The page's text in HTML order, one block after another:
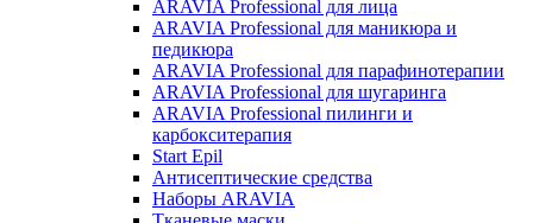
ARAVIA Professional для лица
ARAVIA Professional для маникюра и
педикюра
ARAVIA Professional для парафинотерапии
ARAVIA Professional для шугаринга
ARAVIA Professional пилинги и
карбокситерапия
Start Epil
Антисептические средства
Наборы ARAVIA